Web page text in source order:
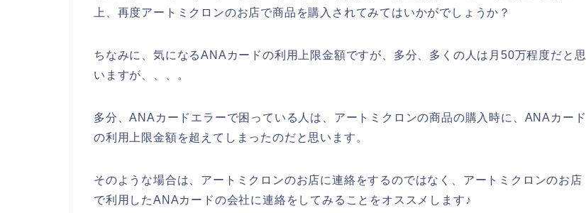
上、再度アートミクロンのお店で商品を購入されてみてはいかがでしょうか？
ちなみに、気になるANAカードの利用上限金額ですが、多分、多くの人は月50万程度だと思
いますが、、、。
多分、ANAカードエラーで困っている人は、アートミクロンの商品の購入時に、ANAカード
の利用上限金額を超えてしまったのだと思います。
そのような場合は、アートミクロンのお店に連絡をするのではなく、アートミクロンのお店
で利用したANAカードの会社に連絡をしてみることをオススメします♪